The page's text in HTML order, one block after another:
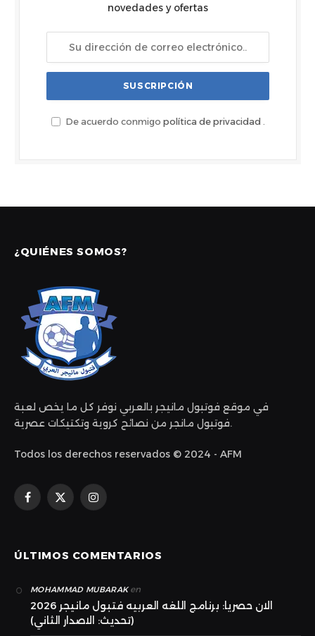
novedades y ofertas
De acuerdo conmigo política de privacidad
¿QUIÉNES SOMOS?
في موقع فوتبول مانيجر بالعربي نوفر كل ما يخص لعبة
فوتبول مانجر من نصائح كروية وتكتيكات عصرية.
Todos los derechos reservados © 2024 - AFM
Facebook
X
Instagram
ÚLTIMOS COMENTARIOS
MOHAMMAD MUBARAKen
الان حصريا: برنامج اللغه العربيه فتبول مانيجر 2026
(تحديث: الاصدار الثاني)